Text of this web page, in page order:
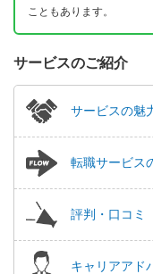
こともあります。
サービスのご紹介
サービスの魅
転職サービス
評判・口コミ
キャリアアド